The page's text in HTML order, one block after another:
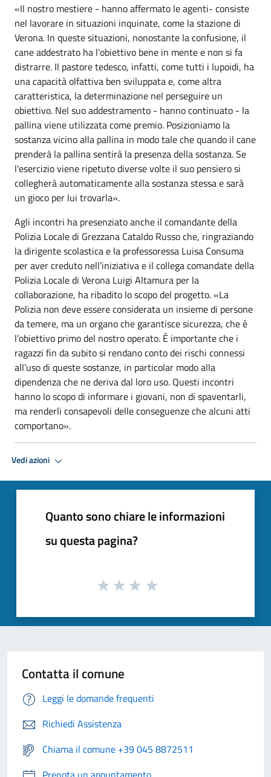
«Il nostro mestiere - hanno affermato le agenti- consiste
nel lavorare in situazioni inquinate, come la stazione di
Verona. In queste situazioni, nonostante la confusione, il
cane addestrato ha l'obiettivo bene in mente e non si fa
distrarre. Il pastore tedesco, infatti, come tutti i lupoidi, ha
una capacità olfattiva ben sviluppata e, come altra
caratteristica, la determinazione nel perseguire un
obiettivo. Nel suo addestramento - hanno continuato - la
pallina viene utilizzata come premio. Posizioniamo la
sostanza vicino alla pallina in modo tale che quando il cane
prenderà la pallina sentirà la presenza della sostanza. Se
l'esercizio viene ripetuto diverse volte il suo pensiero si
collegherà automaticamente alla sostanza stessa e sarà
un gioco per lui trovarla».
Agli incontri ha presenziato anche il comandante della
Polizia Locale di Grezzana Cataldo Russo che, ringraziando
la dirigente scolastica e la professoressa Luisa Consuma
per aver creduto nell’iniziativa e il collega comandate della
Polizia Locale di Verona Luigi Altamura per la
collaborazione, ha ribadito lo scopo del progetto. «La
Polizia non deve essere considerata un insieme di persone
da temere, ma un organo che garantisce sicurezza, che è
l’obiettivo primo del nostro operato. È importante che i
ragazzi fin da subito si rendano conto dei rischi connessi
all’uso di queste sostanze, in particolar modo alla
dipendenza che ne deriva dal loro uso. Questi incontri
hanno lo scopo di informare i giovani, non di spaventarli,
ma renderli consapevoli delle conseguenze che alcuni atti
comportano».
Vedi azioni
Quanto sono chiare le informazioni
su questa pagina?
Contatta il comune
Leggi le domande frequenti
Richiedi Assistenza
Chiama il comune +39 045 8872511